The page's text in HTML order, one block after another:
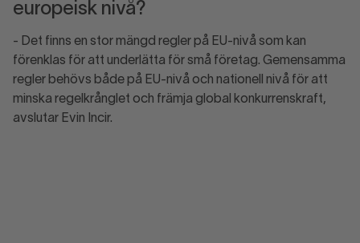
europeisk nivå?
- Det finns en stor mängd regler på EU-nivå som kan
förenklas för att underlätta för små företag. Gemensamma
regler behövs både på EU-nivå och nationell nivå för att
minska regelkrånglet och främja global konkurrenskraft,
avslutar Evin Incir.